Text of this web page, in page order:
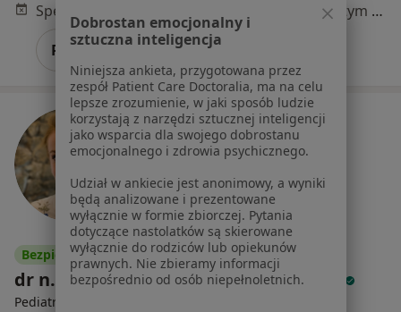
Specjalista nie oferuje umawiania online pod tym adresem.
Poproś o wizytę
Bezpieczne płatności
dr n. med. Liwia Starczewska-Dymek
Pediatra, Alergolog, Pulmonolog dziecięcy
Dobrostan emocjonalny i
sztuczna inteligencja
Niniejsza ankieta, przygotowana przez
zespół Patient Care Doctoralia, ma na celu
lepsze zrozumienie, w jaki sposób ludzie
korzystają z narzędzi sztucznej inteligencji
jako wsparcia dla swojego dobrostanu
emocjonalnego i zdrowia psychicznego.
Udział w ankiecie jest anonimowy, a wyniki
będą analizowane i prezentowane
wyłącznie w formie zbiorczej. Pytania
dotyczące nastolatków są skierowane
wyłącznie do rodziców lub opiekunów
prawnych. Nie zbieramy informacji
bezpośrednio od osób niepełnoletnich.